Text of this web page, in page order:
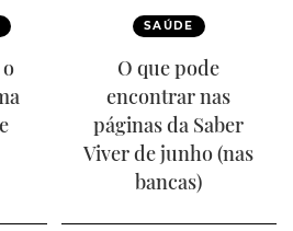
SAÚDE
O que pode
encontrar nas
páginas da Saber
Viver de junho (nas
bancas)